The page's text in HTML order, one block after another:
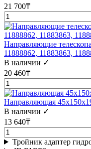
21 700₸
Направляющие
11888862, 11883863,
В наличии ✓
20 460₸
Направляющая
В наличии ✓
13 640₸
Тройник адаптер